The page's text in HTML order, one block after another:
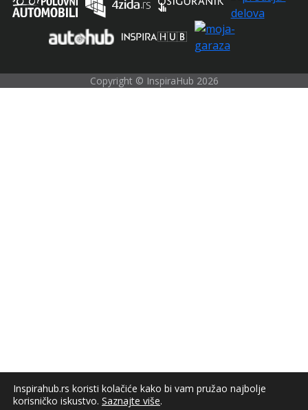
Copyright © InspiraHub 2026
Inspirahub.rs koristi kolačiće kako bi vam pružao najbolje
korisničko iskustvo. Saznajte više.